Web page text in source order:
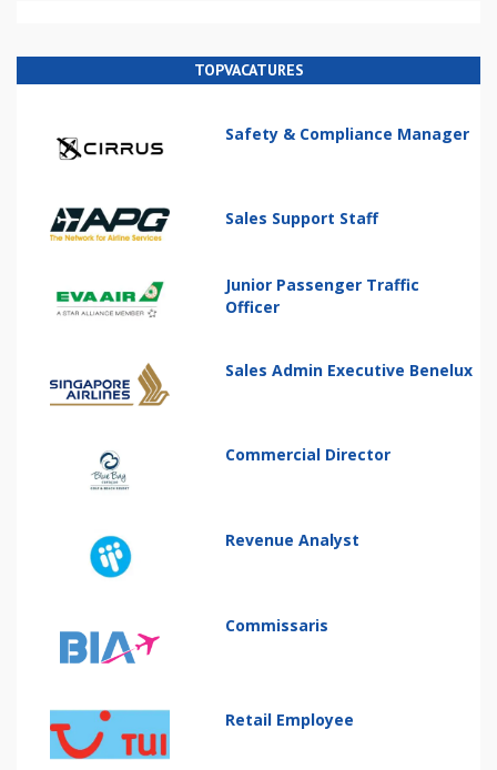
TOPVACATURES
Safety & Compliance Manager
Sales Support Staff
Junior Passenger Traffic
Officer
Sales Admin Executive Benelux
Commercial Director
Revenue Analyst
Commissaris
Retail Employee